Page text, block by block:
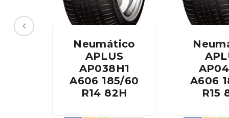
Neumático
APLUS
AP038H1
A606 185/60
R14 82H
A606
R15